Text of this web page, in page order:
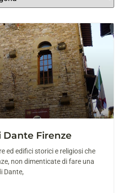
Dante Firenze
ed edifici storici e religiosi che
non dimenticate di fare una
Dante,